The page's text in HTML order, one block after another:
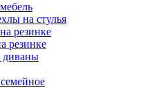
на стулья
резинке
резинке
диваны